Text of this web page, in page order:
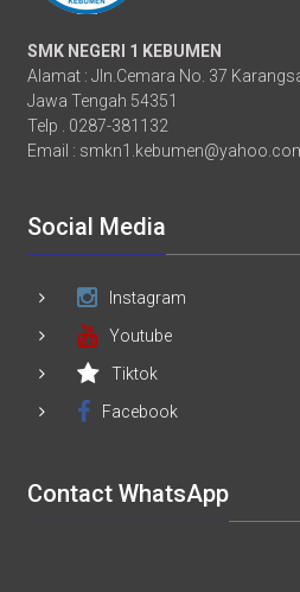
SMK NEGERI 1 KEBUMEN
Alamat : Jln.Cemara No. 37
Jawa Tengah 54351
Telp . 0287-381132
Email :
Social Media
Instagram
Youtube
Tiktok
Facebook
Contact WhatsApp